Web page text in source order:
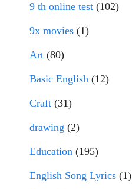
9 th online test (102)
9x movies (1)
Art (80)
Basic English (12)
Craft (31)
drawing (2)
Education (195)
English Song Lyrics (1)